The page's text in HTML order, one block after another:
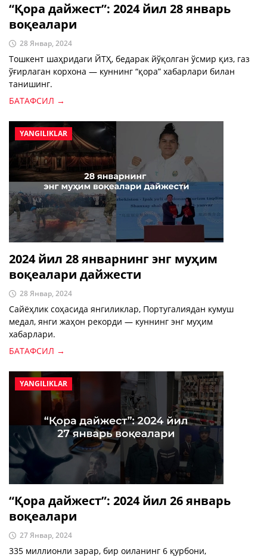
“Қора дайжест”: 2024 йил 28 январь
воқеалари
28 Январ, 2024
Тошкент шаҳридаги ЙТҲ, бедарак йўқолган ўсмир қиз, газ
ўғирлаган корхона — куннинг “қора” хабарлари билан
танишинг.
БАТАФСИЛ →
YANGILIKLAR
2024 йил 28 январнинг энг муҳим
воқеалари дайжести
28 Январ, 2024
Сайёҳлик соҳасида янгиликлар, Португалиядан кумуш
медал, янги жаҳон рекорди — куннинг энг муҳим
хабарлари.
БАТАФСИЛ →
YANGILIKLAR
“Қора дайжест”: 2024 йил 26 январь
воқеалари
27 Январ, 2024
335 миллионли зарар, бир оиланинг 6 қурбони,